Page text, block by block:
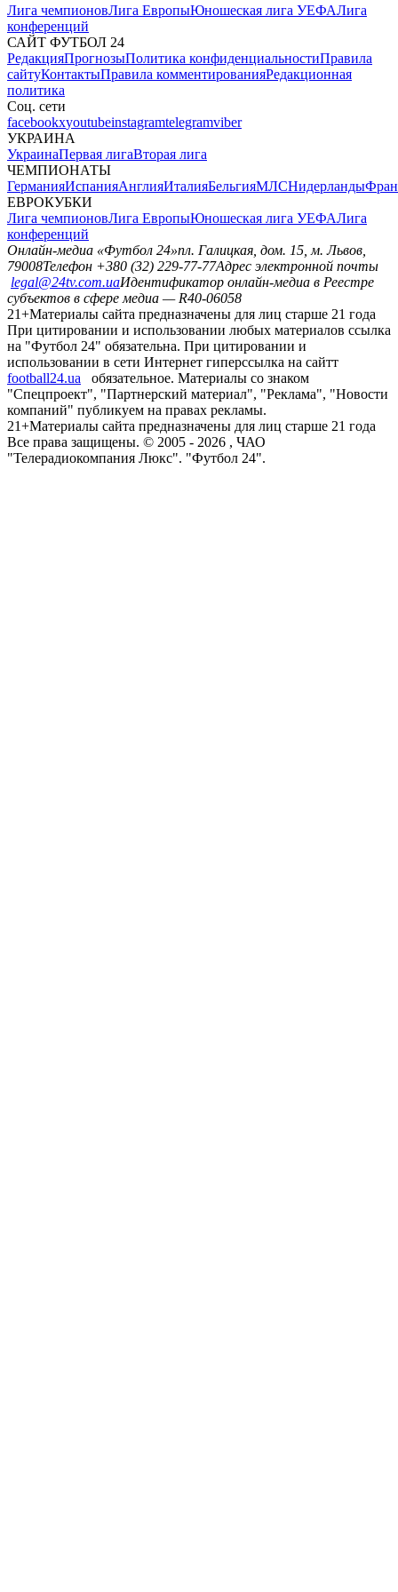
Лига чемпионовЛига ЕвропыЮношеская лига УЕФАЛига
конференций
САЙТ ФУТБОЛ 24
РедакцияПрогнозыПолитика конфиденциальностиПравила
сайтуКонтактыПравила комментированияРедакционная
политика
Соц. сети
facebookxyoutubeinstagramtelegramviber
УКРАИНА
УкраинаПервая лигаВторая лига
ЧЕМПИОНАТЫ
ГерманияИспанияАнглияИталияБельгияМЛСНидерланды
ЕВРОКУБКИ
Лига чемпионовЛига ЕвропыЮношеская лига УЕФАЛига
конференций
Онлайн-медиа «Футбол 24»пл. Галицкая, дом. 15, м. Львов,
79008Телефон +380 (32) 229-77-77Адрес электронной почты
legal@24tv.com.uaИдентификатор онлайн-медиа в Реестре
субъектов в сфере медиа — R40-06058
21+Материалы сайта предназначены для лиц старше 21 года
При цитировании и использовании любых материалов ссылка
на "Футбол 24" обязательна. При цитировании и
использовании в сети Интернет гиперссылка на сайтт
football24.ua
обязательное. Материалы со знаком
"Спецпроект", "Партнерский материал", "Реклама", "Новости
компаний" публикуем на правах рекламы.
21+Материалы сайта предназначены для лиц старше 21 года
Все права защищены. © 2005 - 2026 , ЧАО
"Телерадиокомпания Люкс". "Футбол 24".